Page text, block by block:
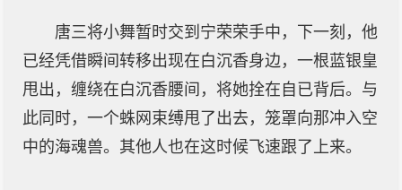
唐三将小舞暂时交到宁荣荣手中，下一刻，他
已经凭借瞬间转移出现在白沉香身边，一根蓝银皇
甩出，缠绕在白沉香腰间，将她拴在自已背后。与
此同时，一个蛛网束缚甩了出去，笼罩向那冲入空
中的海魂兽。其他人也在这时候飞速跟了上来。